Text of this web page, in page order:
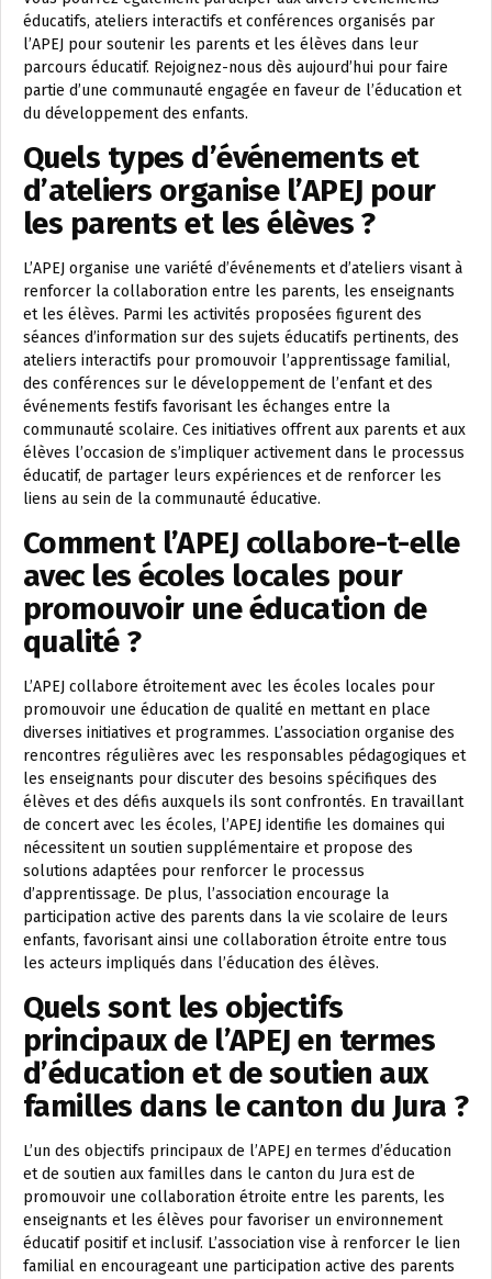
éducatifs, ateliers interactifs et conférences organisés par
l’APEJ pour soutenir les parents et les élèves dans leur
parcours éducatif. Rejoignez-nous dès aujourd’hui pour faire
partie d’une communauté engagée en faveur de l’éducation et
du développement des enfants.
Quels types d’événements et
d’ateliers organise l’APEJ pour
les parents et les élèves ?
L’APEJ organise une variété d’événements et d’ateliers visant à
renforcer la collaboration entre les parents, les enseignants
et les élèves. Parmi les activités proposées figurent des
séances d’information sur des sujets éducatifs pertinents, des
ateliers interactifs pour promouvoir l’apprentissage familial,
des conférences sur le développement de l’enfant et des
événements festifs favorisant les échanges entre la
communauté scolaire. Ces initiatives offrent aux parents et aux
élèves l’occasion de s’impliquer activement dans le processus
éducatif, de partager leurs expériences et de renforcer les
liens au sein de la communauté éducative.
Comment l’APEJ collabore-t-elle
avec les écoles locales pour
promouvoir une éducation de
qualité ?
L’APEJ collabore étroitement avec les écoles locales pour
promouvoir une éducation de qualité en mettant en place
diverses initiatives et programmes. L’association organise des
rencontres régulières avec les responsables pédagogiques et
les enseignants pour discuter des besoins spécifiques des
élèves et des défis auxquels ils sont confrontés. En travaillant
de concert avec les écoles, l’APEJ identifie les domaines qui
nécessitent un soutien supplémentaire et propose des
solutions adaptées pour renforcer le processus
d’apprentissage. De plus, l’association encourage la
participation active des parents dans la vie scolaire de leurs
enfants, favorisant ainsi une collaboration étroite entre tous
les acteurs impliqués dans l’éducation des élèves.
Quels sont les objectifs
principaux de l’APEJ en termes
d’éducation et de soutien aux
familles dans le canton du Jura ?
L’un des objectifs principaux de l’APEJ en termes d’éducation
et de soutien aux familles dans le canton du Jura est de
promouvoir une collaboration étroite entre les parents, les
enseignants et les élèves pour favoriser un environnement
éducatif positif et inclusif. L’association vise à renforcer le lien
familial en encourageant une participation active des parents